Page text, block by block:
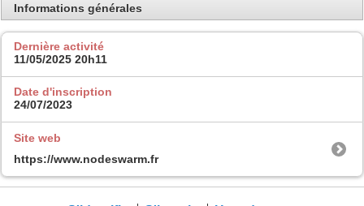
Informations générales
Dernière activité
11/05/2025 20h11
Date d'inscription
24/07/2023
Site web
https://www.nodeswarm.fr